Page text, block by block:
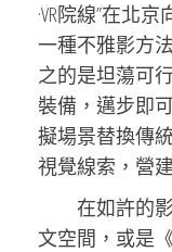
·VR院線”在北
一種不雅影方
之的是坦蕩可
裝備，邁步即
擬場景替換傳
視覺線索，營
在如許的
文空間，或是